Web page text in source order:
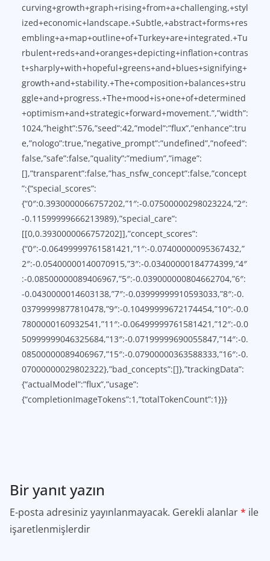
curving+growth+graph+rising+from+a+challenging,+styl
ized+economic+landscape.+Subtle,+abstract+forms+res
embling+a+map+outline+of+Turkey+are+integrated.+Tu
rbulent+reds+and+oranges+depicting+inflation+contras
t+sharply+with+hopeful+greens+and+blues+signifying+
growth+and+stability.+The+composition+balances+stru
ggle+and+progress.+The+mood+is+one+of+determined
+optimism+and+strategic+forward+movement.”,”width”:
1024,”height”:576,”seed”:42,”model”:”flux”,”enhance”:tru
e,”nologo”:true,”negative_prompt”:”undefined”,”nofeed”:
false,”safe”:false,”quality”:”medium”,”image”:
[],”transparent”:false,”has_nsfw_concept”:false,”concept
”:{“special_scores”:
{“0″:0.3930000066757202,”1″:-0.07500000298023224,”2″:
-0.11599999666213989},”special_care”:
[[0,0.3930000066757202]],”concept_scores”:
{“0″:-0.06499999761581421,”1″:-0.07400000095367432,”
2″:-0.05400000140070915,”3″:-0.03400000184774399,”4″
:-0.08500000089406967,”5″:-0.039000000804662704,”6″:
-0.0430000014603138,”7″:-0.03999999910593033,”8″:-0.
03799999877810478,”9″:-0.10499999672174454,”10″:-0.0
7800000160932541,”11″:-0.06499999761581421,”12″:-0.0
50999999046325684,”13″:-0.07199999690055847,”14″:-0.
08500000089406967,”15″:-0.07900000363588333,”16″:-0.
07000000029802322},”bad_concepts”:[]},”trackingData”:
{“actualModel”:”flux”,”usage”:
{“completionImageTokens”:1,”totalTokenCount”:1}}}
Bir yanıt yazın
E-posta adresiniz yayınlanmayacak. Gerekli alanlar* ile
işaretlenmişlerdir